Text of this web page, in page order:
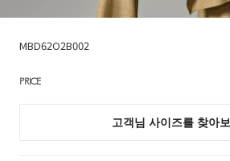
MBD62O2B002
PRICE